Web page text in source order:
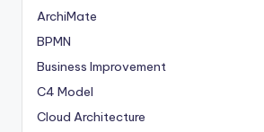
ArchiMate
BPMN
Business Improvement
C4 Model
Cloud Architecture